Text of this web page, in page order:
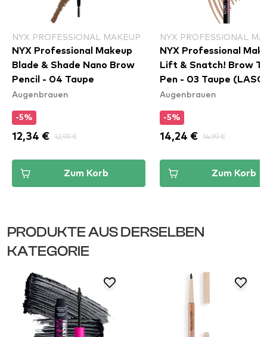
NYX PROFESSIONAL MAKEUP
NYX Professional Makeup
Blade & Shade Nano Brow
Pencil - 04 Taupe
Augenbrauen
-5%
12,34 € 12,99 €
Zum Korb
NYX PROFESSIONAL
NYX Professional
Lift & Snatch! Brow
Pen - 03 Taupe
Augenbrauen
-5%
14,24 € 14,99 €
Zum Korb
PRODUKTE AUS DERSELBEN
KATEGORIE